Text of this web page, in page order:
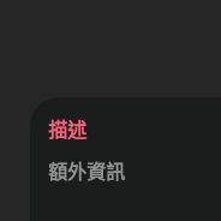
描述
額外資訊